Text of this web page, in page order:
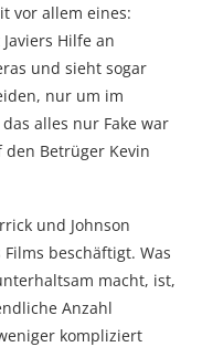
vor allem eines:
Hilfe an
und sieht sogar
nur um im
alles nur Fake war
Betrüger Kevin
und Johnson
beschäftigt. Was
macht, ist,
Anzahl
kompliziert